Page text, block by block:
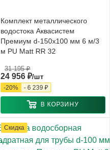
Комплект металлического
водостока Аквасистем
Премиум d-150x100 мм 6 м/3
м PU Matt RR 32
24 956 ₽/шт
31 195₽
-20% - 6 239 ₽
В КОРЗИНУ
Скидка